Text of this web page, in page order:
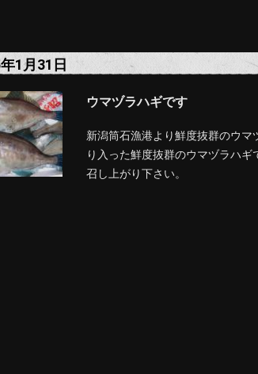
1月31日
ウマヅラハギです
新潟筒石漁港より鮮度抜群のウ
り入った鮮度抜群のウマヅラハ
召し上がり下さい。